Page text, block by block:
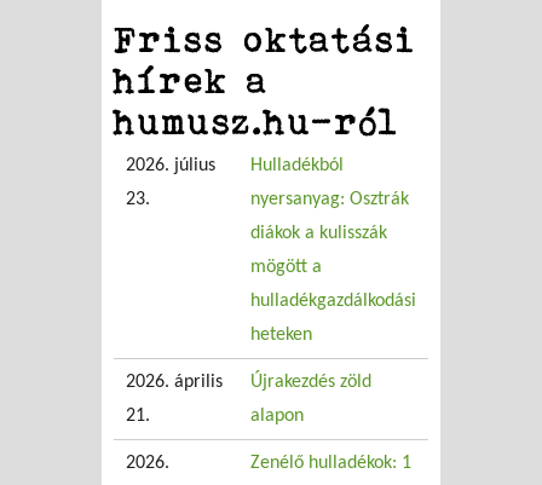
Friss oktatási
hírek a
humusz.hu-ról
2026. július
23.
Hulladékból
nyersanyag: Osztrák
diákok a kulisszák
mögött a
hulladékgazdálkodási
heteken
2026. április
21.
Újrakezdés zöld
alapon
2026.
Zenélő hulladékok: 1